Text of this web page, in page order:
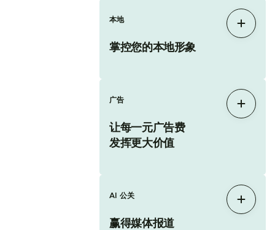
本地
掌控您的本地形象
展开
广告
让每一元广告费
发挥更大价值
展开
AI 公关
赢得媒体报道
展开